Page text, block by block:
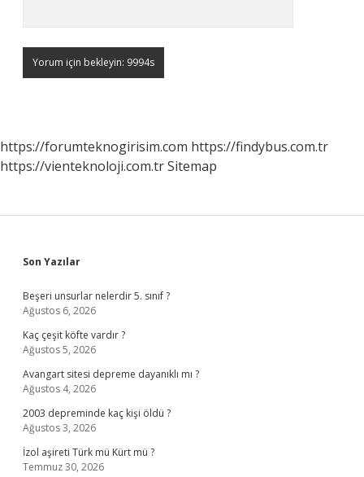
https://forumteknogirisim.com https://findybus.com.tr
https://vienteknoloji.com.trSitemap
Sidebar
Son Yazılar
Beşeri unsurlar nelerdir 5. sınıf ?
Ağustos 6, 2026
Kaç çeşit köfte vardır ?
Ağustos 5, 2026
Avangart sitesi depreme dayanıklı mı ?
Ağustos 4, 2026
2003 depreminde kaç kişi öldü ?
Ağustos 3, 2026
İzol aşireti Türk mü Kürt mü ?
Temmuz 30, 2026